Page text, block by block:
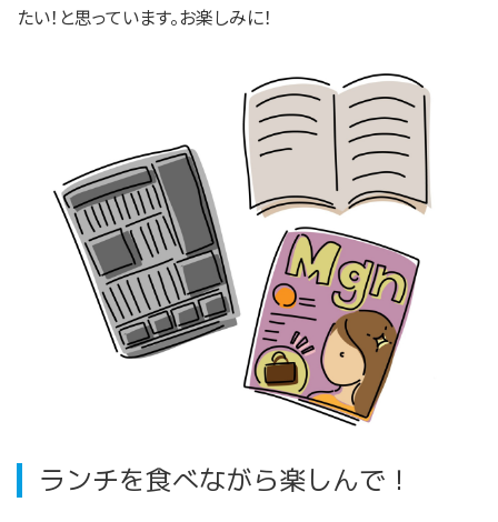
たい！と思っています。お楽しみに！
ランチを食べながら楽しんで！